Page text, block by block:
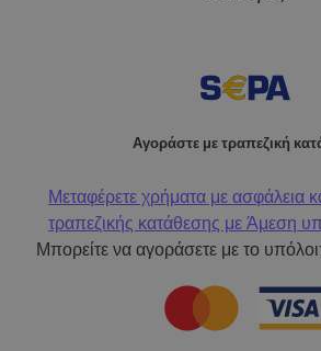
Αγοράστε με τραπεζική
Μεταφέρετε χρήματα με ασφάλεια
τραπεζικής κατάθεσης μεΆμεση
Μπορείτε να αγοράσετε με το